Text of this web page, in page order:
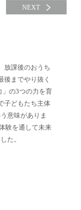
NEXT
放課後のおうち
後までやり抜く
」の3つの力を育
子どもたち主体
意味がありま
験を通して未来
た。